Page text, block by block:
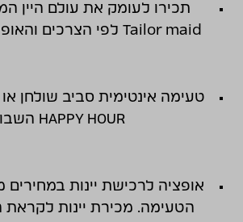
תכירו לעומק את עולם היין
Tailor maid לפי הצרכים והאופי היחודי שלכם.
טעימה אינטימית סביב שולחן
HAPPY HOUR השבועי.
אופציה לרכישת יינות
הטעימה. מכירת יינות לקראת